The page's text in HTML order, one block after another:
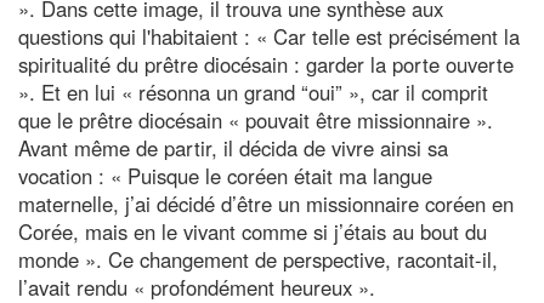
». Dans cette image, il trouva une synthèse aux
questions qui l'habitaient : « Car telle est précisément la
spiritualité du prêtre diocésain : garder la porte ouverte
». Et en lui « résonna un grand “oui” », car il comprit
que le prêtre diocésain « pouvait être missionnaire ».
Avant même de partir, il décida de vivre ainsi sa
vocation : « Puisque le coréen était ma langue
maternelle, j’ai décidé d’être un missionnaire coréen en
Corée, mais en le vivant comme si j’étais au bout du
monde ». Ce changement de perspective, racontait-il,
l’avait rendu « profondément heureux ».